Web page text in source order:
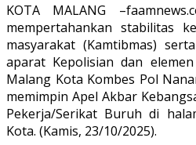
KOTA MALANG
mempertahankan stabilitas
masyarakat (Kamtibmas)
aparat Kepolisian dan
Malang Kota Kombes Pol
memimpin Apel Akbar
Pekerja/Serikat Buruh di
Kota. (Kamis, 23/10/2025).